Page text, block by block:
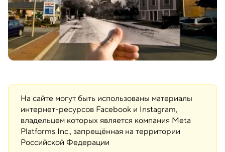
На сайте могут быть использованы материалы
интернет-ресурсов Facebook и Instagram,
владельцем которых является компания Meta
Platforms Inc., запрещённая на территории
Российской Федерации